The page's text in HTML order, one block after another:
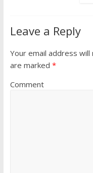
Leave a Reply
Your email address will
are marked *
Comment